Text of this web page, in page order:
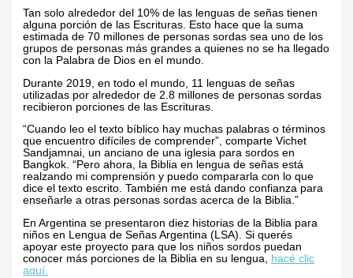
Tan solo alrededor del 10% de las lenguas de señas tienen
alguna porción de las Escrituras. Esto hace que la suma
estimada de 70 millones de personas sordas sea uno de los
grupos de personas más grandes a quienes no se ha llegado
con la Palabra de Dios en el mundo.
Durante 2019, en todo el mundo, 11 lenguas de señas
utilizadas por alrededor de 2.8 millones de personas sordas
recibieron porciones de las Escrituras.
“Cuando leo el texto bíblico hay muchas palabras o términos
que encuentro difíciles de comprender”, comparte Vichet
Sandjamnai, un anciano de una iglesia para sordos en
Bangkok. “Pero ahora, la Biblia en lengua de señas está
realzando mi comprensión y puedo compararla con lo que
dice el texto escrito. También me está dando confianza para
enseñarle a otras personas sordas acerca de la Biblia.”
En Argentina se presentaron diez historias de la Biblia para
niños en Lengua de Señas Argentina (LSA). Si querés
apoyar este proyecto para que los niños sordos puedan
conocer más porciones de la Biblia en su lengua, hacé clic
aquí.